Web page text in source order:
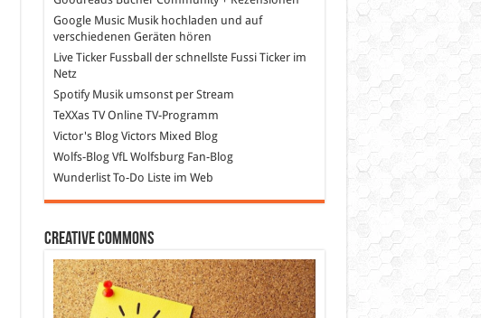
Google MusicMusik hochladen und auf
verschiedenen Geräten hören
Live Ticker Fussball
der schnellste Fussi Ticker im
Netz
SpotifyMusik umsonst per Stream
TeXXas TVOnline TV-Programm
Victor's BlogVictors Mixed Blog
Wolfs-BlogVfL Wolfsburg Fan-Blog
WunderlistTo-Do Liste im Web
Creative Commons